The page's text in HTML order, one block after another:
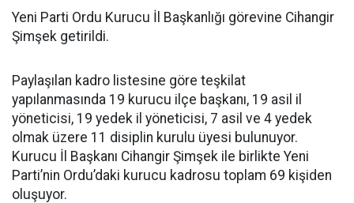
Yeni Parti Ordu Kurucu İl Başkanlığı görevine Cihangir
Şimşek getirildi.
Paylaşılan kadro listesine göre teşkilat
yapılanmasında 19 kurucu ilçe başkanı, 19 asil il
yöneticisi, 19 yedek il yöneticisi, 7 asil ve 4 yedek
olmak üzere 11 disiplin kurulu üyesi bulunuyor.
Kurucu İl Başkanı Cihangir Şimşek ile birlikte Yeni
Parti’nin Ordu’daki kurucu kadrosu toplam 69 kişiden
oluşuyor.